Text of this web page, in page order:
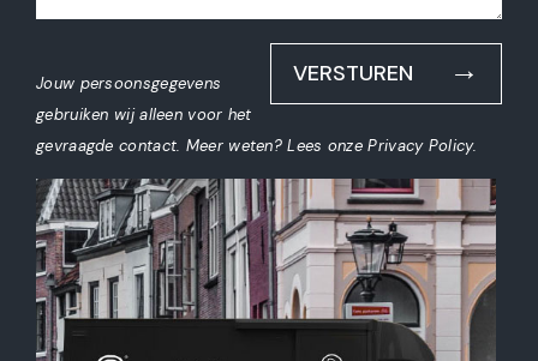
VERSTUREN
Jouw persoonsgegevens
gebruiken wij alleen voor het
gevraagde contact. Meer weten?Lees onze Privacy Policy.